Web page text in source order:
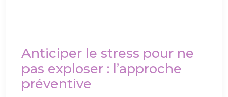
Anticiper le stress pour ne
pas exploser : l’approche
préventive